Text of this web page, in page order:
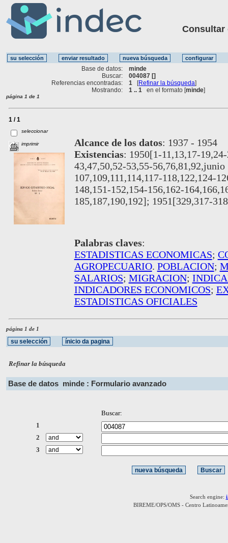
Consultar
Base de datos:
minde
Buscar:
004087 []
Referencias encontradas:
1 [Refinar la búsqueda]
Mostrando:
1 .. 1 en el formato [minde]
página 1 de 1
1 / 1
seleccionar
imprimir Alcance de los datos: 1937 - 1954
Existencias: 1950[1-11,13,17-
43,47,50,52-53,55-56,76,81,92,junio
107,109,111,114,117-118,122,124-
148,151-152,154-156,162-
185,187,190,192]; 1951[329,317-
Palabras claves:
ESTADISTICAS ECONOMICAS;
AGROPECUARIO. POBLACION;
SALARIOS; MIGRACION;
INDICADORES ECONOMICOS;
ESTADISTICAS OFICIALES
página 1 de 1
Refinar la búsqueda
Base de datos minde : Formulario avanzado
Buscar:
1
2
3
Search engine:
BIREME/OPS/OMS - Centro